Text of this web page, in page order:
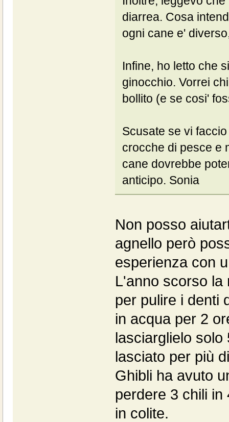
diarrea. Cosa
ogni cane e'
Infine, ho letto che
ginocchio. Vorrei
bollito (e se cosi'
Scusate se vi
crocche di pesce e
cane dovrebbe
anticipo. Sonia
Non posso
agnello però
esperienza con
L'anno scorso la
per pulire i denti
in acqua per 2
lasciarglielo solo
lasciato per più
Ghibli ha avuto
perdere 3 chili
in colite.